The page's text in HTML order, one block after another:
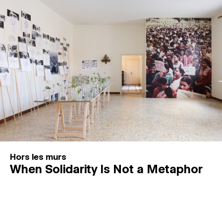
Hors les murs
When Solidarity Is Not a Metaphor